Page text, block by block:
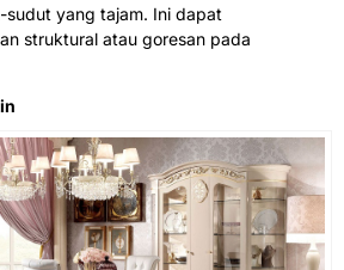
yang tajam. Ini dapat
struktural atau goresan pada